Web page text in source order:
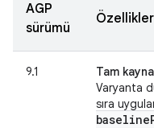
AGP
sürümü
Özellikler
9.1
Tam
Varyanta
sıra
baseline